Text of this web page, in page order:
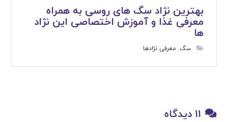
بهترین نژاد سگ های روسی به همراه
معرفی غذا و آموزش اختصاصی این نژاد
ها
سگ, معرفی نژادها
11 دیدگاه